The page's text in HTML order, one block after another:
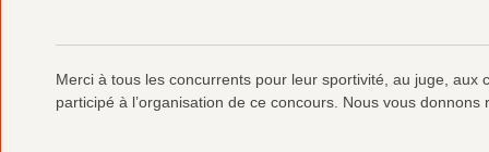
Merci à tous les concurrents pour leur sportivité, au juge, aux
participé à l’organisation de ce concours. Nous vous donnons